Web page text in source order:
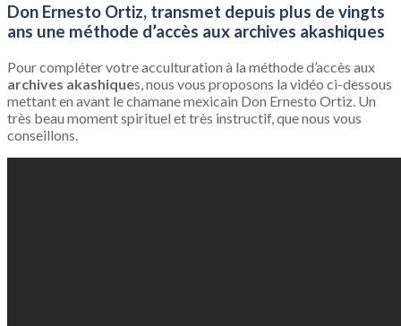
Don Ernesto Ortiz, transmet depuis plus de vingts
ans une méthode d’accès aux archives akashiques
Pour compléter votre acculturation à la méthode d’accès aux
archives akashiques, nous vous proposons la vidéo ci-dessous
mettant en avant le chamane mexicain Don Ernesto Ortiz. Un
très beau moment spirituel et très instructif, que nous vous
conseillons.